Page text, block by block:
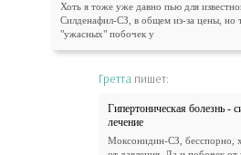
Хоть я тоже уже давно пью для
Силденафил-СЗ, в общем из-за цены, но
"ужасных" побочек у
Гретта пишет:
Гипертоническая болезнь -
лечение
Моксонидин-СЗ, бесспорно,